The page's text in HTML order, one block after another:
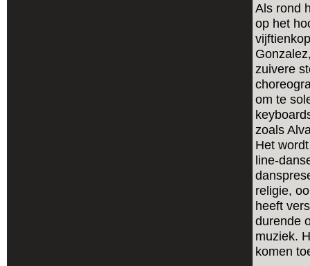
Als rond
op het
zuivere
om te
zoals
Het
line-
religie,
heeft
durende
muziek.
komen